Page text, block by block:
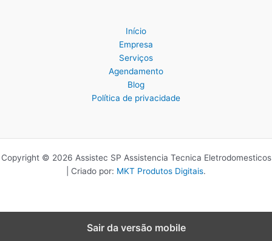
Início
Empresa
Serviços
Agendamento
Blog
Política de privacidade
Copyright © 2026 Assistec SP Assistencia Tecnica Eletrodomesticos
| Criado por: MKT Produtos Digitais.
Sair da versão mobile